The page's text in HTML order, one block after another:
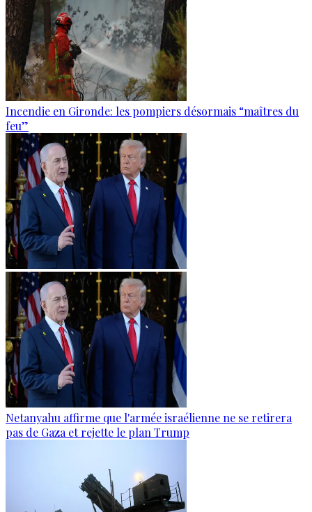
Incendie en Gironde: les pompiers désormais “maîtres du
feu”
Netanyahu affirme que l'armée israélienne ne se retirera
pas de Gaza et rejette le plan Trump